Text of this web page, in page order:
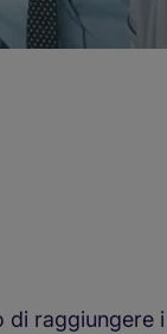
raggiungere